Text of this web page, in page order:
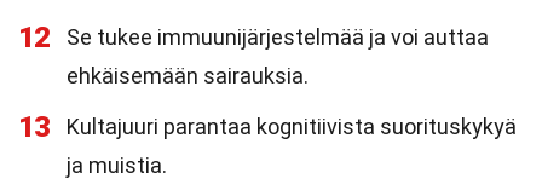
12
Se tukee immuunijärjestelmää ja voi auttaa
ehkäisemään sairauksia.
13
Kultajuuri parantaa kognitiivista suorituskykyä
ja muistia.